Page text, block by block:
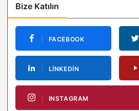
Bize Katılın
FACEBOOK
LINKEDIN
INSTAGRAM